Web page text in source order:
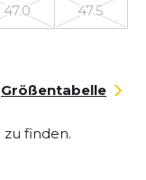
47.0 47.5
Größentabelle
finden.